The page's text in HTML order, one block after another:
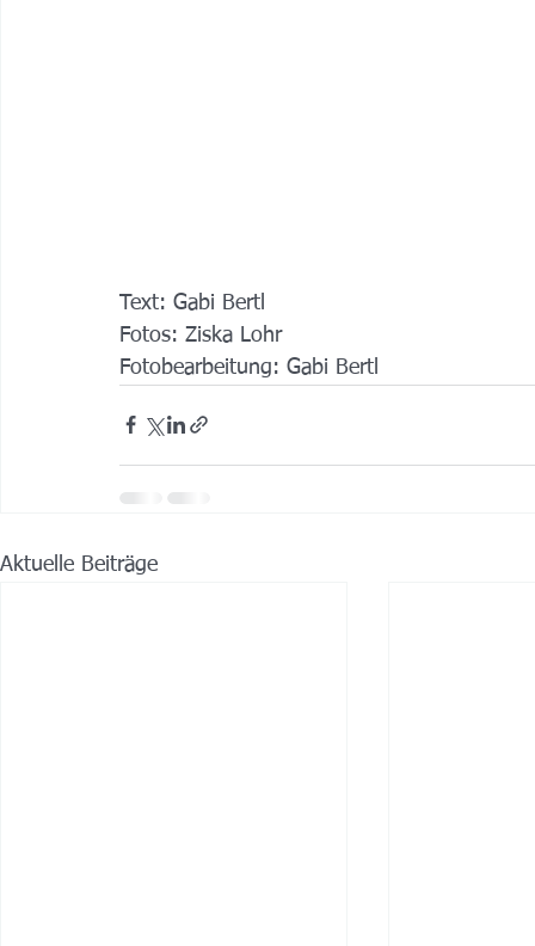
Text: Gabi Bertl
Fotos: Ziska Lohr
Fotobearbeitung: Gabi Bertl
Aktuelle Beiträge